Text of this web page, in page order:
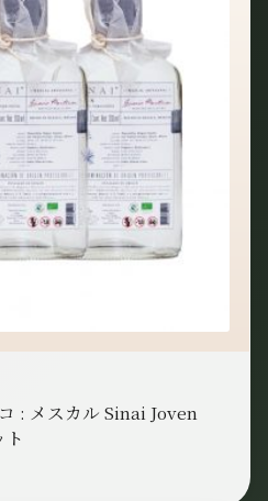
: メスカル Sinai Joven